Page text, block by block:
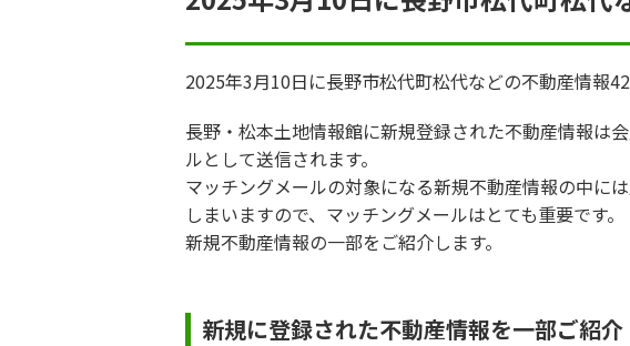
2025年3月10日に長野市松代町松代などの不動産情報
長野・松本土地情報館に新規登録された不動産情報は
ルとして送信されます。
マッチングメールの対象になる新規不動産情報の中に
しまいますので、マッチングメールはとても重要です。
新規不動産情報の一部をご紹介します。
新規に登録された不動産情報を一部ご紹介